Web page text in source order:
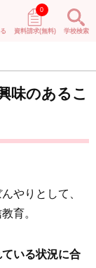
資料請求(無料)
0
学校検索
味のあるこ
やりとして、
育。
いる状況に合